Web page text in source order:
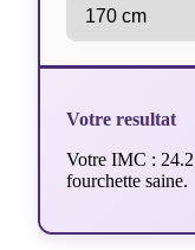
Votre resultat
Votre IMC : 24.2
fourchette saine.